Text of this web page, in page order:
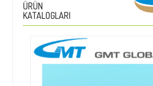
ÜRÜN
KATALOGLARI